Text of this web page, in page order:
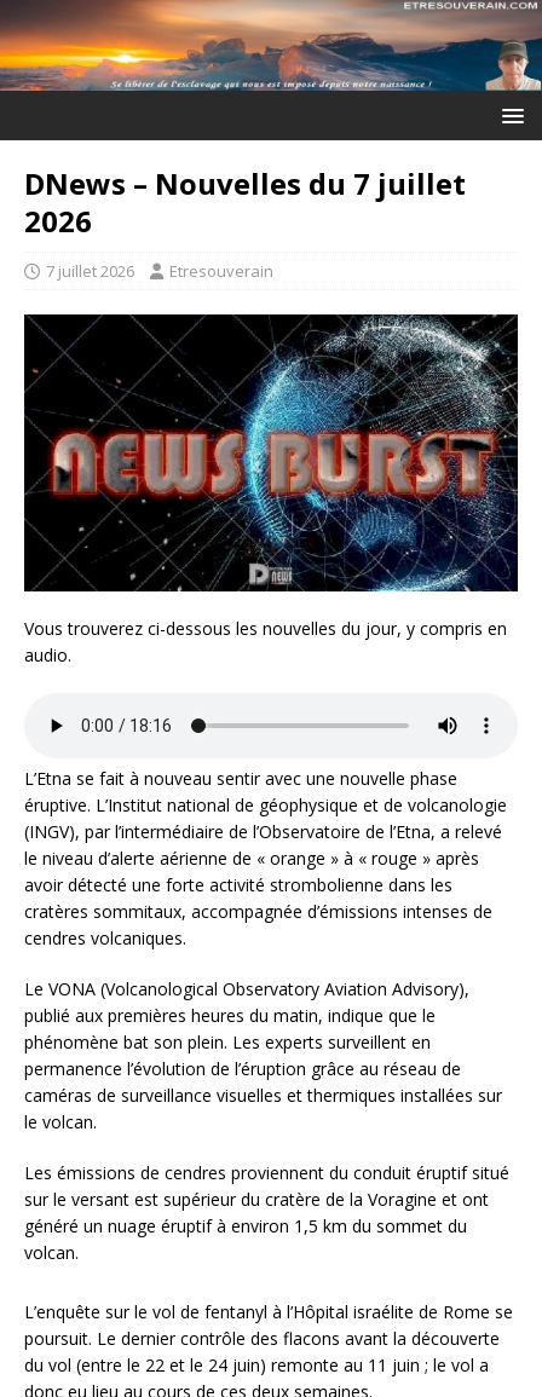
DNews – Nouvelles du 7 juillet
2026
7 juillet 2026 Etresouverain
Vous trouverez ci-dessous les nouvelles du jour, y compris en
audio.
L’Etna se fait à nouveau sentir avec une nouvelle phase
éruptive. L’Institut national de géophysique et de volcanologie
(INGV), par l’intermédiaire de l’Observatoire de l’Etna, a relevé
le niveau d’alerte aérienne de « orange » à « rouge » après
avoir détecté une forte activité strombolienne dans les
cratères sommitaux, accompagnée d’émissions intenses de
cendres volcaniques.
Le VONA (Volcanological Observatory Aviation Advisory),
publié aux premières heures du matin, indique que le
phénomène bat son plein. Les experts surveillent en
permanence l’évolution de l’éruption grâce au réseau de
caméras de surveillance visuelles et thermiques installées sur
le volcan.
Les émissions de cendres proviennent du conduit éruptif situé
sur le versant est supérieur du cratère de la Voragine et ont
généré un nuage éruptif à environ 1,5 km du sommet du
volcan.
L’enquête sur le vol de fentanyl à l’Hôpital israélite de Rome se
poursuit. Le dernier contrôle des flacons avant la découverte
du vol (entre le 22 et le 24 juin) remonte au 11 juin ; le vol a
donc eu lieu au cours de ces deux semaines.